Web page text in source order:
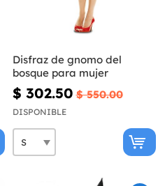
Disfraz de gnomo del
bosque para mujer
$ 302.50 $ 550.00
DISPONIBLE